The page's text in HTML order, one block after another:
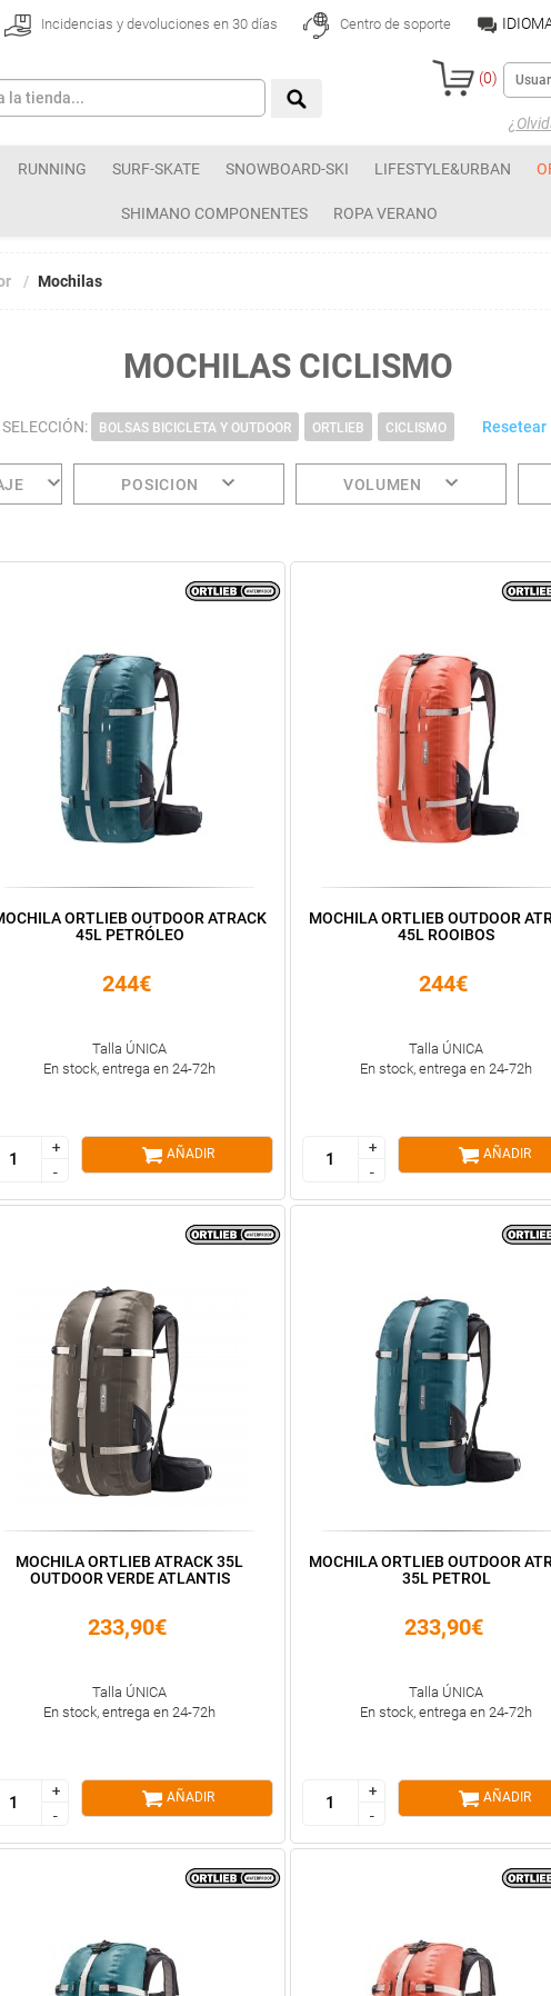
Incidencias y devoluciones en 30 días Centro de soporte
(0)
RUNNING SURF-SKATE SNOWBOARD-SKI LIFESTYLE&URBAN
SHIMANO COMPONENTES ROPA VERANO
Mochilas
MOCHILAS CICLISMO
BOLSAS BICICLETA Y OUTDOOR ORTLIEB CICLISMO
POSICION VOLUMEN
ORTLIEB OUTDOOR ATRACK
45L PETRÓLEO
244€
Talla ÚNICA
En stock, entrega en 24-72h
+
-
+
-
AÑADIR
MOCHILA ORTLIEB OUTDOOR
45L ROOIBOS
244€
Talla ÚNICA
En stock, entrega en 24-72h
+
-
+
-
AÑADIR
MOCHILA ORTLIEB ATRACK 35L
OUTDOOR VERDE ATLANTIS
233,90€
Talla ÚNICA
En stock, entrega en 24-72h
+
-
+
-
AÑADIR
MOCHILA ORTLIEB OUTDOOR
35L PETROL
233,90€
Talla ÚNICA
En stock, entrega en 24-72h
+
-
+
-
AÑADIR